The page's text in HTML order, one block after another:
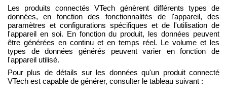
Les produits connectés VTech génèrent différents types de
données, en fonction des fonctionnalités de l'appareil, des
paramètres et configurations spécifiques et de l'utilisation de
l'appareil en soi. En fonction du produit, les données peuvent
être générées en continu et en temps réel. Le volume et les
types de données générés peuvent varier en fonction de
l'appareil utilisé.
Pour plus de détails sur les données qu'un produit connecté
VTech est capable de générer, consulter le tableau suivant :